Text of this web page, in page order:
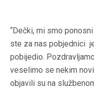
“Dečki, mi smo
ste za nas pobjednici
pobijedio.
veselimo se nekim
objavili su na